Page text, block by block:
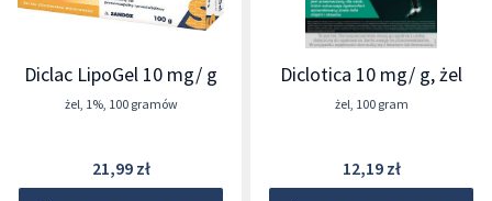
Diclac LipoGel 10 mg/ g
żel, 1%, 100 gramów
21,99 zł
Diclotica 10 mg/ g, żel
żel, 100 gram
12,19 zł